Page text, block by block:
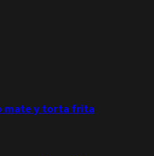
mate y torta frita